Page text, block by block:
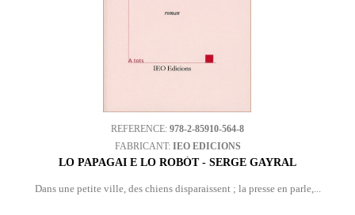
REFERENCE: 978-2-85910-564-8
FABRICANT: IEO EDICIONS
LO PAPAGAI E LO ROBÒT - SERGE GAYRAL
Dans une petite ville, des chiens disparaissent ; la presse en parle,...